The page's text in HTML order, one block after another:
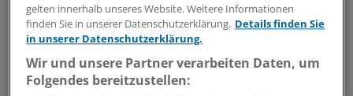
alle 2 Wochen (Freitag)
Zum Abonnieren bitte anmelden
gelten innerhalb unseres Website. Weitere Informationen
finden Sie in unserer Datenschutzerklärung. Details finden Sie
in unserer Datenschutzerklärung.
Wir und unsere Partner verarbeiten Daten, um
Folgendes bereitzustellen: